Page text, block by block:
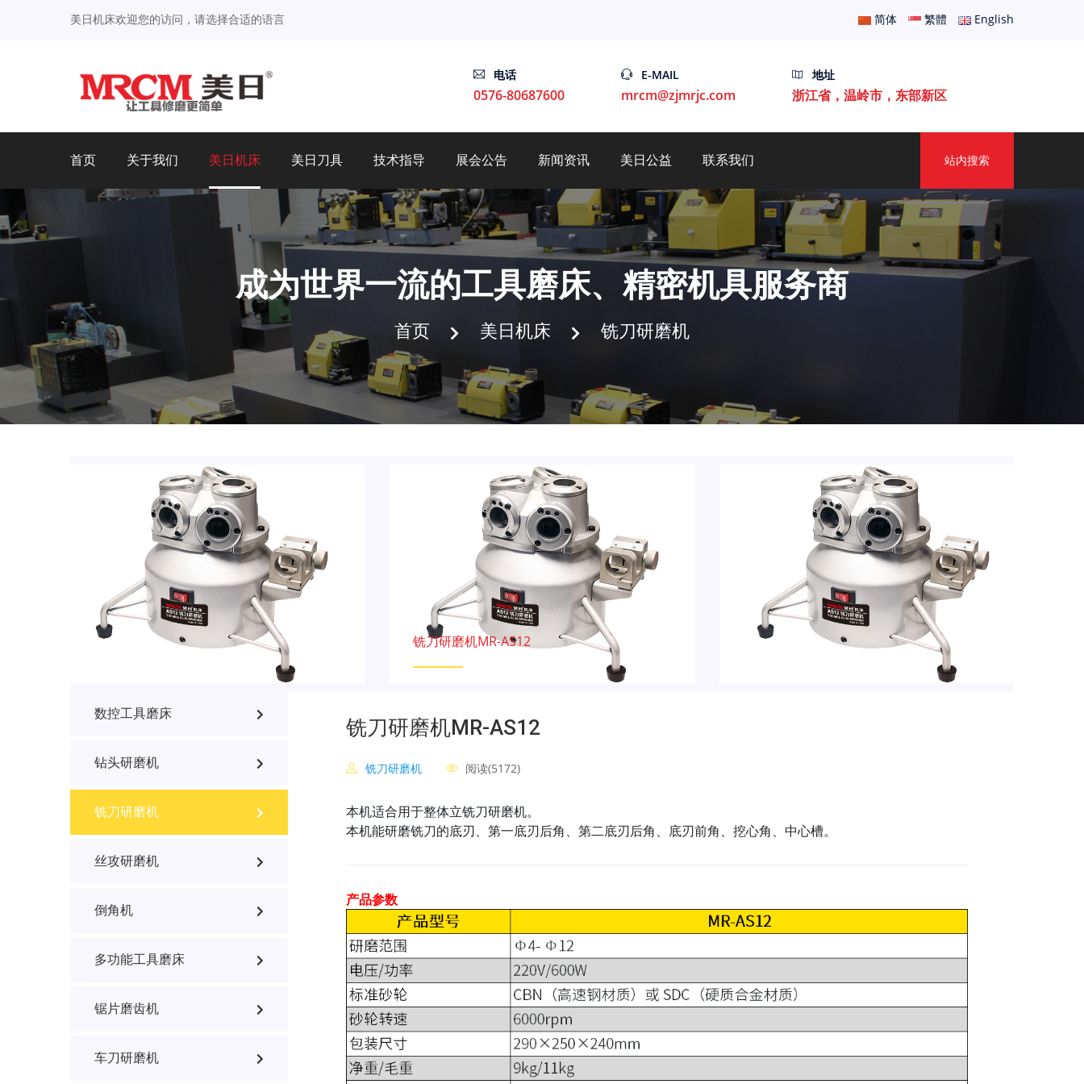
美日机床欢迎您的访问，请选择合适的语言 简体 繁體 English
电话
0576-80687600
E-MAIL
mrcm@zjmrjc.com
地址
浙江省，温岭市，东部新区
首页 关于我们 美日机床 美日刀具 技术指导 展会公告 新闻资讯 美日公益 联系我们 站内搜索
成为世界一流的工具磨床、精密机具服务商
首页 美日机床 铣刀研磨机
铣刀研磨机MR-AS12
数控工具磨床
钻头研磨机
铣刀研磨机
丝攻研磨机
倒角机
多功能工具磨床
锯片磨齿机
车刀研磨机
铣刀研磨机MR-AS12
铣刀研磨机 阅读(5172)
本机适合用于整体立铣刀研磨机。
本机能研磨铣刀的底刃、第一底刃后角、第二底刃后角、底刃前角、挖心角、中心槽。
产品参数